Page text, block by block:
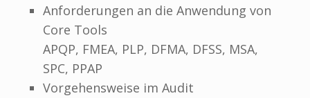
Anforderungen an die Anwendung von
Core Tools
APQP, FMEA, PLP, DFMA, DFSS, MSA,
SPC, PPAP
Vorgehensweise im Audit